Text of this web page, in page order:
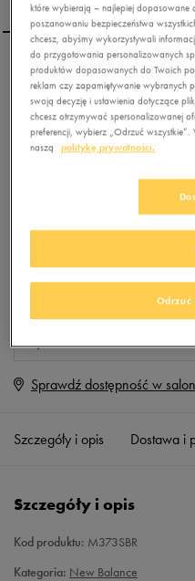
NEW BALANCE
0.0( 0)
złz Vat
KLUBIE 50 STYLE
Produkt niedostępny
Jeśli artykuł będzie ponownie
Wybierz rozmiar
Rozmiary EU
38,5
40,5 25,5 cm
Sprawdź dostępność w
Szczegóły i opis Dostawa i
Szczegóły i opis
Kod produktu: M373SBR
Kategoria: New Balance
które wybierają – najlepiej dopasowane
poszanowaniu bezpieczeństwa
chcesz, abyśmy wykorzystywali
do przygotowania personalizowanych
produktów dopasowanych do Twoich
reklam czy zapamiętywanie wybranych
swoją decyzję i ustawienia dotyczące
chcesz otrzymywać spersonalizowanej
preferencji, wybierz „Odrzuć
naszą
politykę prywatności.
Odrzuć